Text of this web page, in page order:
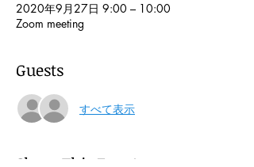
2020年9月27日 9:00 – 10:00
Zoom meeting
Guests
すべて表示